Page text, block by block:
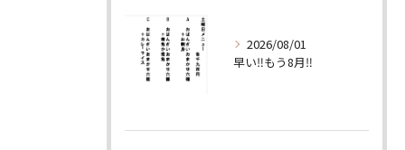
2026/08/01
早い‼️もう8月‼️